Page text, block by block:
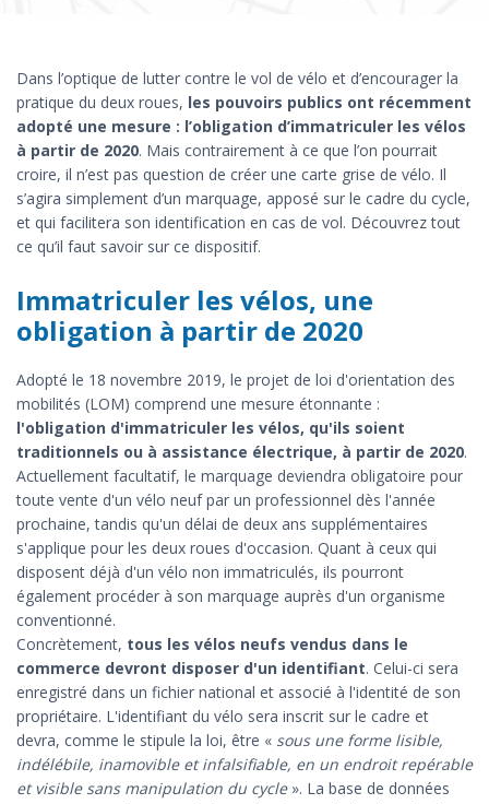
Dans l’optique de lutter contre le vol de vélo et d’encourager la
pratique du deux roues, les pouvoirs publics ont récemment
adopté une mesure : l’obligation d’immatriculer les vélos
à partir de 2020. Mais contrairement à ce que l’on pourrait
croire, il n’est pas question de créer une carte grise de vélo. Il
s’agira simplement d’un marquage, apposé sur le cadre du cycle,
et qui facilitera son identification en cas de vol. Découvrez tout
ce qu’il faut savoir sur ce dispositif.
Immatriculer les vélos, une
obligation à partir de 2020
Adopté le 18 novembre 2019, le projet de loi d'orientation des
mobilités (LOM) comprend une mesure étonnante :
l'obligation d'immatriculer les vélos, qu'ils soient
traditionnels ou à assistance électrique, à partir de 2020.
Actuellement facultatif, le marquage deviendra obligatoire pour
toute vente d'un vélo neuf par un professionnel dès l'année
prochaine, tandis qu'un délai de deux ans supplémentaires
s'applique pour les deux roues d'occasion. Quant à ceux qui
disposent déjà d'un vélo non immatriculés, ils pourront
également procéder à son marquage auprès d'un organisme
conventionné.
Concrètement, tous les vélos neufs vendus dans le
commerce devront disposer d'un identifiant. Celui-ci sera
enregistré dans un fichier national et associé à l'identité de son
propriétaire. L'identifiant du vélo sera inscrit sur le cadre et
devra, comme le stipule la loi, être « sous une forme lisible,
indélébile, inamovible et infalsifiable, en un endroit repérable
et visible sans manipulation du cycle». La base de données